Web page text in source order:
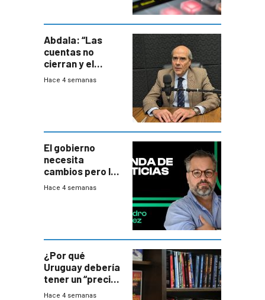
Abdala: “Las
cuentas no
cierran y el
balance del
Hace 4 semanas
El gobierno
necesita
cambios pero los
ministros tienen
Hace 4 semanas
¿Por qué
Uruguay debería
tener un “precio
único” en los
Hace 4 semanas